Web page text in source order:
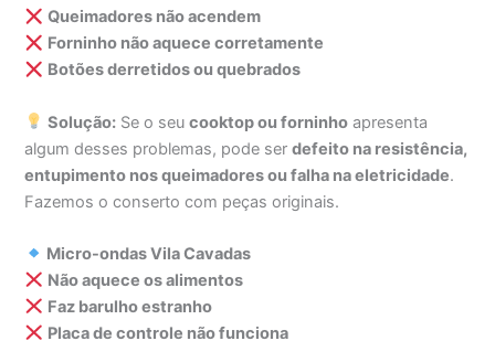
Queimadores não acendem
Forninho não aquece corretamente
Botões derretidos ou quebrados
Solução: Se o seucooktop ou forninho apresenta
algum desses problemas, pode serdefeito na resistência,
entupimento nos queimadores ou falha na eletricidade.
Fazemos o conserto com peças originais.
Micro-ondas Vila Cavadas
Não aquece os alimentos
Faz barulho estranho
Placa de controle não funciona